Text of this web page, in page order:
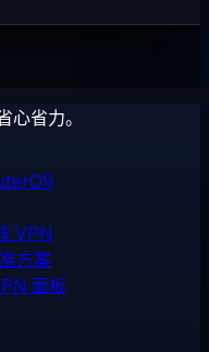
省力。
VPN
方案
面板